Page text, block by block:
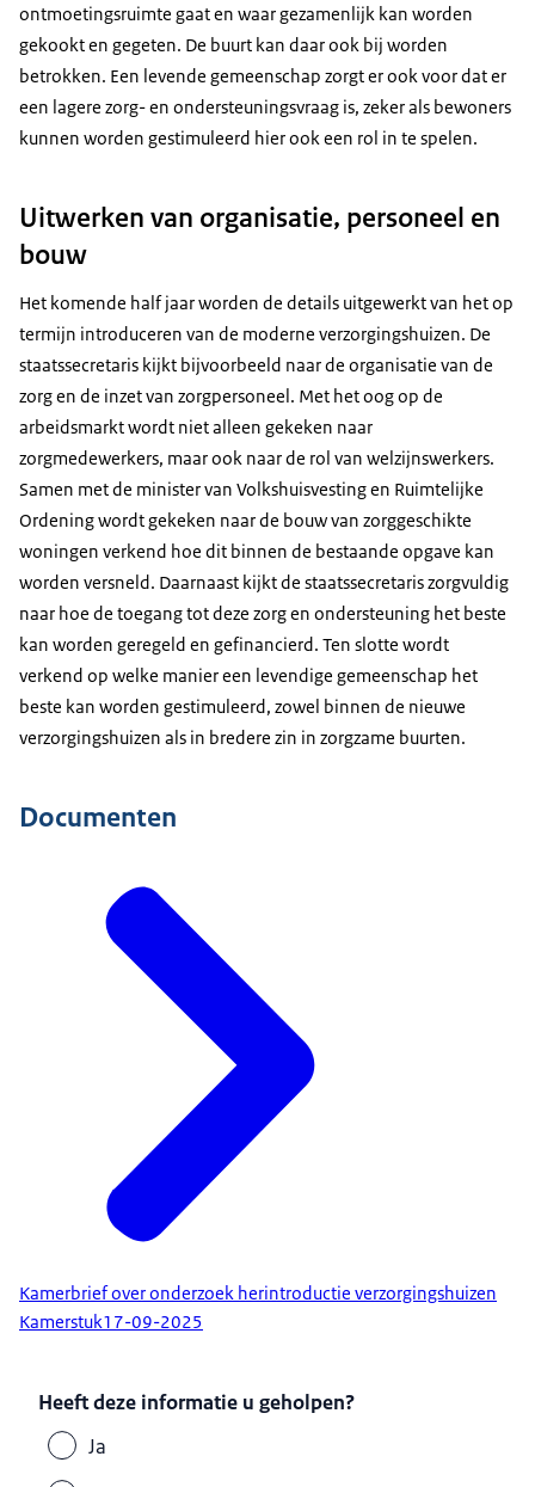
ontmoetingsruimte gaat en waar gezamenlijk kan worden
gekookt en gegeten. De buurt kan daar ook bij worden
betrokken. Een levende gemeenschap zorgt er ook voor dat er
een lagere zorg- en ondersteuningsvraag is, zeker als bewoners
kunnen worden gestimuleerd hier ook een rol in te spelen.
Uitwerken van organisatie, personeel en
bouw
Het komende half jaar worden de details uitgewerkt van het op
termijn introduceren van de moderne verzorgingshuizen. De
staatssecretaris kijkt bijvoorbeeld naar de organisatie van de
zorg en de inzet van zorgpersoneel. Met het oog op de
arbeidsmarkt wordt niet alleen gekeken naar
zorgmedewerkers, maar ook naar de rol van welzijnswerkers.
Samen met de minister van Volkshuisvesting en Ruimtelijke
Ordening wordt gekeken naar de bouw van zorggeschikte
woningen verkend hoe dit binnen de bestaande opgave kan
worden versneld. Daarnaast kijkt de staatssecretaris zorgvuldig
naar hoe de toegang tot deze zorg en ondersteuning het beste
kan worden geregeld en gefinancierd. Ten slotte wordt
verkend op welke manier een levendige gemeenschap het
beste kan worden gestimuleerd, zowel binnen de nieuwe
verzorgingshuizen als in bredere zin in zorgzame buurten.
Documenten
Kamerbrief over onderzoek herintroductie verzorgingshuizen
Kamerstuk17-09-2025
Heeft deze informatie u geholpen?
Ja